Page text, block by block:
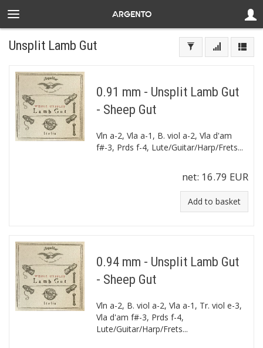
Unsplit Lamb Gut
0.91 mm - Unsplit Lamb Gut
- Sheep Gut
Vln a-2, Vla a-1, B. viol a-2, Vla d'am
f#-3, Prds f-4, Lute/Guitar/Harp/Frets...
net: 16.79 EUR
Add to basket
0.94 mm - Unsplit Lamb Gut
- Sheep Gut
Vln a-2, B. viol a-2, Vla a-1, Tr. viol e-3,
Vla d'am f#-3, Prds f-4,
Lute/Guitar/Harp/Frets...